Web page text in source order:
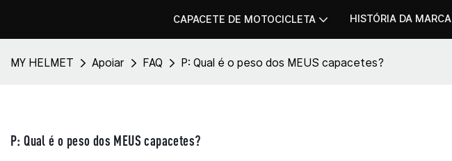
CAPACETE DE MOTOCICLETA HISTÓRIA DA MARCA
MY HELMET Apoiar FAQ P: Qual é o peso dos MEUS capacetes?
P: Qual é o peso dos MEUS capacetes?